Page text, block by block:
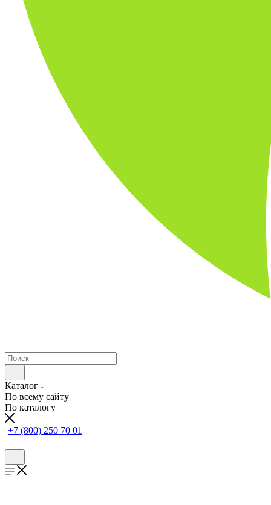
Каталог
По всему сайту
По каталогу
+7 (800) 250 70 01